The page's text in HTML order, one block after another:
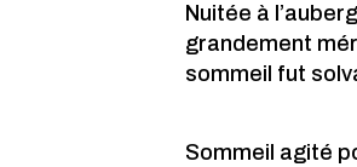
Nuitée à
grandement
sommeil fut
Sommeil agité